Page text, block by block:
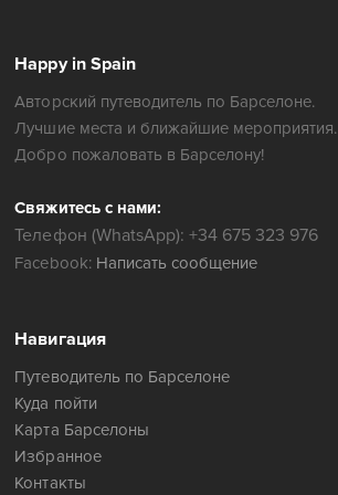
Happy in Spain
Авторский путеводитель по Барселоне.
Лучшие места и ближайшие мероприятия.
Добро пожаловать в Барселону!
Свяжитесь с нами:
Телефон (WhatsApp): +34 675 323 976
Facebook: Написать сообщение
Навигация
Путеводитель по Барселоне
Куда пойти
Карта Барселоны
Избранное
Контакты